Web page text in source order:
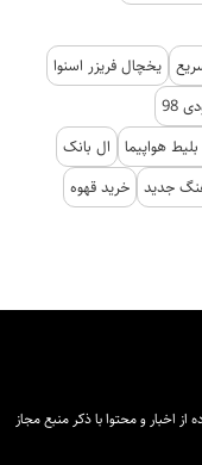
یخچال فریزر اسنوا
98
هواپیما
ال بانک
جدید خرید قهوه
اخبار و محتوا با ذکر منبع مجاز